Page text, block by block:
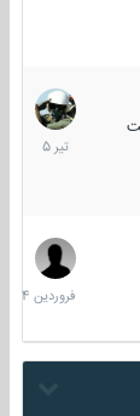
16
تیر
1405
29
فروردین
1404